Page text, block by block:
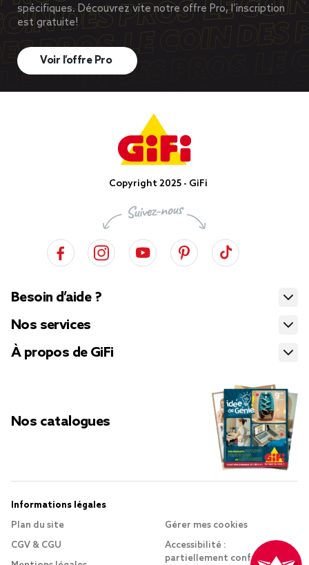
spécifiques. Découvrez vite notre offre Pro, l’inscription
est gratuite!
Voir l’offre Pro
Copyright 2025 - GiFi
Besoin d’aide ?
Nos services
À propos de GiFi
Nos catalogues
Informations légales
Plan du site
CGV & CGU
Gérer mes cookies
Accessibilité :
partiellement conforme